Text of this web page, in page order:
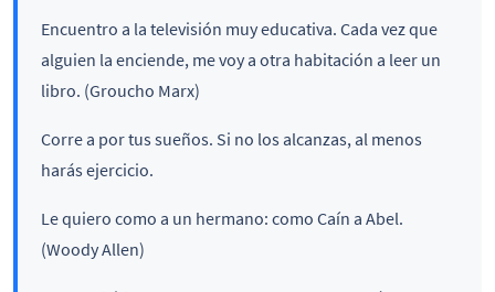
Encuentro a la televisión muy educativa. Cada vez que
alguien la enciende, me voy a otra habitación a leer un
libro. (Groucho Marx)
Corre a por tus sueños. Si no los alcanzas, al menos
harás ejercicio.
Le quiero como a un hermano: como Caín a Abel.
(Woody Allen)